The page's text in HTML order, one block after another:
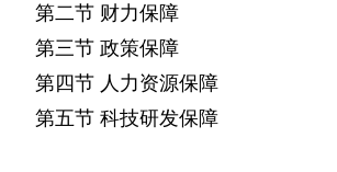
第二节 财力保障
第三节 政策保障
第四节 人力资源保障
第五节 科技研发保障